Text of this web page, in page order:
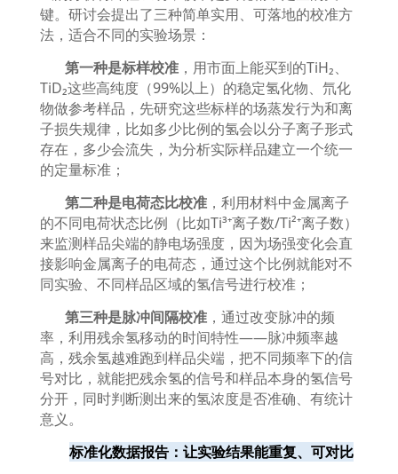
键。研讨会提出了三种简单实用、可落地的校准方
法，适合不同的实验场景：
第一种是标样校准，用市面上能买到的TiH₂、
TiD₂这些高纯度（99%以上）的稳定氢化物、氘化
物做参考样品，先研究这些标样的场蒸发行为和离
子损失规律，比如多少比例的氢会以分子离子形式
存在，多少会流失，为分析实际样品建立一个统一
的定量标准；
第二种是电荷态比校准，利用材料中金属离子
的不同电荷状态比例（比如Ti³⁺离子数/Ti²⁺离子数）
来监测样品尖端的静电场强度，因为场强变化会直
接影响金属离子的电荷态，通过这个比例就能对不
同实验、不同样品区域的氢信号进行校准；
第三种是脉冲间隔校准，通过改变脉冲的频
率，利用残余氢移动的时间特性——脉冲频率越
高，残余氢越难跑到样品尖端，把不同频率下的信
号对比，就能把残余氢的信号和样品本身的氢信号
分开，同时判断测出来的氢浓度是否准确、有统计
意义。
标准化数据报告：让实验结果能重复、可对比